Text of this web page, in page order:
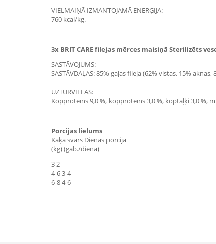
VIELMAIŅĀ IZMANTOJAMĀ ENERĢIJA:
760 kcal/kg.
3x BRIT CARE filejas mērces maisiņā Sterilizēts
SASTĀVOJUMS:
SASTĀVDAĻAS: 85% gaļas fileja (62% vistas, 15%
UZTURVIELAS:
Kopproteīns 9,0 %, kopproteīns 3,0 %, koptaļķi 3,0 %,
Porcijas lielums
Kaķa svars Dienas porcija
(kg) (gab./dienā)
3 2
4-6 3-4
6-8 4-6